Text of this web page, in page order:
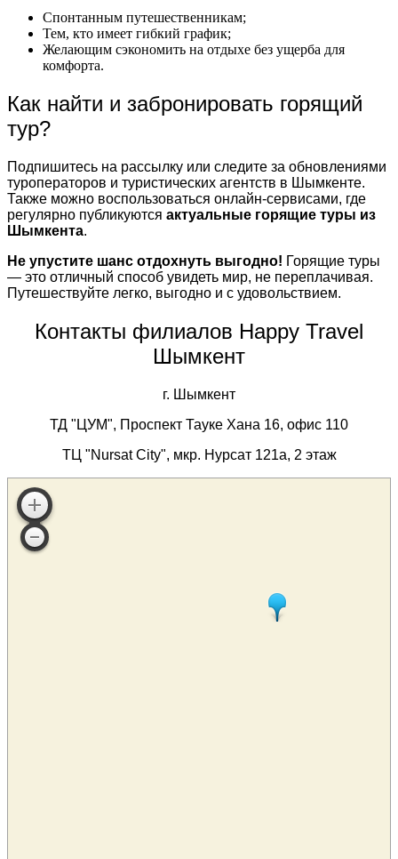
Спонтанным путешественникам;
Тем, кто имеет гибкий график;
Желающим сэкономить на отдыхе без ущерба для
комфорта.
Как найти и забронировать горящий
тур?
Подпишитесь на рассылку или следите за обновлениями
туроператоров и туристических агентств в Шымкенте.
Также можно воспользоваться онлайн-сервисами, где
регулярно публикуются актуальные горящие туры из
Шымкента.
Не упустите шанс отдохнуть выгодно! Горящие туры
— это отличный способ увидеть мир, не переплачивая.
Путешествуйте легко, выгодно и с удовольствием.
Контакты филиалов Happy Travel
Шымкент
г. Шымкент
ТД "ЦУМ", Проспект Тауке Хана 16, офис 110
ТЦ "Nursat City", мкр. Нурсат 121а, 2 этаж